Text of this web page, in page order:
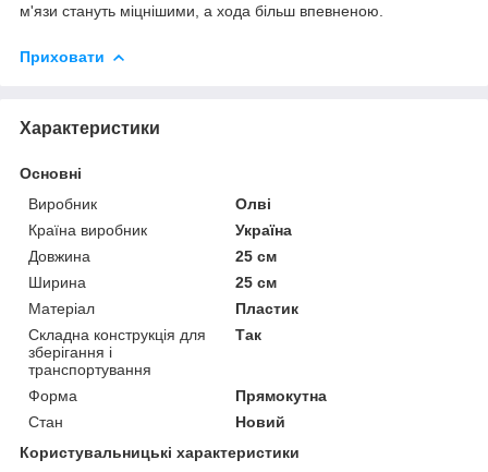
м'язи стануть міцнішими, а хода більш впевненою.
Приховати
Характеристики
Основні
Виробник
Олві
Країна виробник
Україна
Довжина
25 см
Ширина
25 см
Матеріал
Пластик
Складна конструкція для
зберігання і
транспортування
Так
Форма
Прямокутна
Стан
Новий
Користувальницькі характеристики